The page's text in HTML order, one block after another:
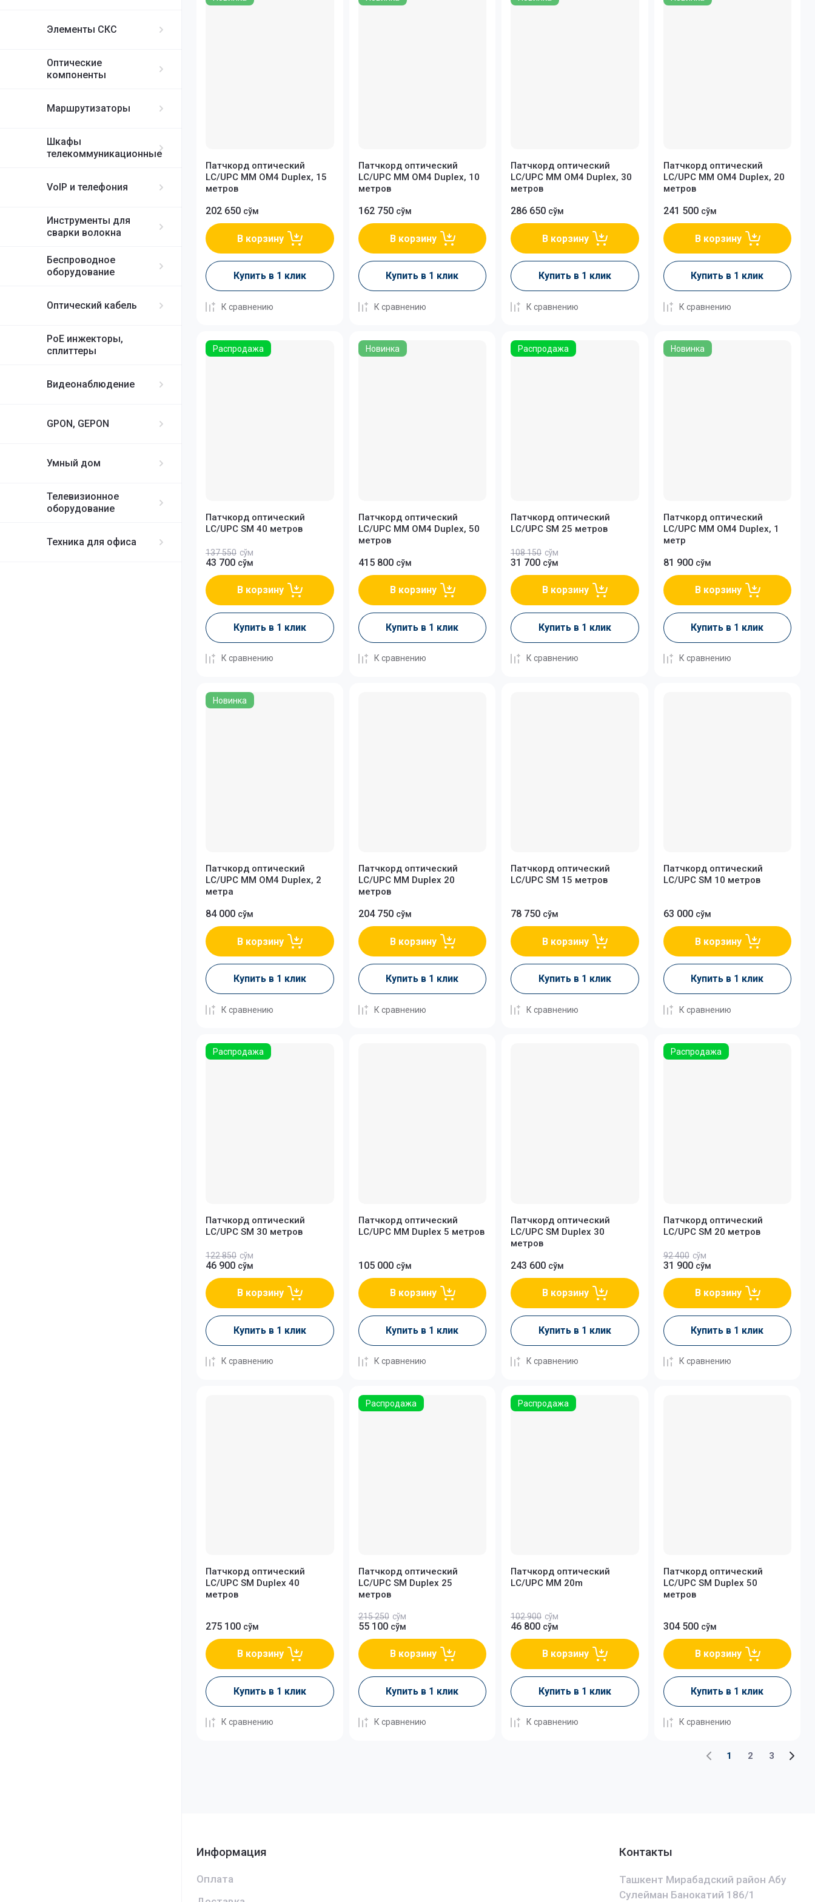
ИБП APC
MikroTik
H3C
SDNET
2E
DCN
Элементы СКС
Оптические
компоненты
FC/UPC-SC/UPC SM
Крепление кабеля
Маршрутизаторы
FortiGate
Шкафы
телекоммуникационные
VoIP и телефония
IP-телефоны SNR
Инструменты для
сварки волокна
Беспроводное
оборудование
Оптический кабель
PoE инжекторы,
сплиттеры
Видеонаблюдение
GPON, GEPON
Умный дом
Телевизионное
оборудование
Техника для офиса
Патчкорд оптический
LC/UPC MM OM4 Duplex, 15
метров
202 650 сўм
В корзину
Купить в 1 клик
К сравнению
Патчкорд оптический
LC/UPC MM OM4 Duplex, 10
метров
162 750 сўм
В корзину
Купить в 1 клик
К сравнению
Патчкорд оптический
LC/UPC MM OM4 Duplex, 30
метров
286 650 сўм
В корзину
Купить в 1 клик
К сравнению
Патчкорд оптический
LC/UPC MM OM4 Duplex, 20
метров
241 500 сўм
В корзину
Купить в 1 клик
К сравнению
Распродажа
Патчкорд оптический
LC/UPC SM 40 метров
137 550 сўм
43 700 сўм
В корзину
Купить в 1 клик
К сравнению
Новинка
Патчкорд оптический
LC/UPC MM OM4 Duplex, 50
метров
415 800 сўм
В корзину
Купить в 1 клик
К сравнению
Распродажа
Патчкорд оптический
LC/UPC SM 25 метров
108 150 сўм
31 700 сўм
В корзину
Купить в 1 клик
К сравнению
Новинка
Патчкорд оптический
LC/UPC MM OM4 Duplex, 1
метр
81 900 сўм
В корзину
Купить в 1 клик
К сравнению
Новинка
Патчкорд оптический
LC/UPC MM OM4 Duplex, 2
метра
84 000 сўм
В корзину
Купить в 1 клик
К сравнению
Патчкорд оптический
LC/UPC MM Duplex 20
метров
204 750 сўм
В корзину
Купить в 1 клик
К сравнению
Патчкорд оптический
LC/UPC SM 15 метров
78 750 сўм
В корзину
Купить в 1 клик
К сравнению
Патчкорд оптический
LC/UPC SM 10 метров
63 000 сўм
В корзину
Купить в 1 клик
К сравнению
Распродажа
Патчкорд оптический
LC/UPC SM 30 метров
122 850 сўм
46 900 сўм
В корзину
Купить в 1 клик
К сравнению
Патчкорд оптический
LC/UPC MM Duplex 5 метров
105 000 сўм
В корзину
Купить в 1 клик
К сравнению
Патчкорд оптический
LC/UPC SM Duplex 30
метров
243 600 сўм
В корзину
Купить в 1 клик
К сравнению
Распродажа
Патчкорд оптический
LC/UPC SM 20 метров
92 400 сўм
31 900 сўм
В корзину
Купить в 1 клик
К сравнению
Патчкорд оптический
LC/UPC SM Duplex 40
метров
275 100 сўм
В корзину
Купить в 1 клик
К сравнению
Распродажа
Патчкорд оптический
LC/UPC SM Duplex 25
метров
215 250 сўм
55 100 сўм
В корзину
Купить в 1 клик
К сравнению
Распродажа
Патчкорд оптический
LC/UPC MM 20m
102 900 сўм
46 800 сўм
В корзину
Купить в 1 клик
К сравнению
Патчкорд оптический
LC/UPC SM Duplex 50
метров
304 500 сўм
В корзину
Купить в 1 клик
К сравнению
1 2 3
Информация
Оплата
Контакты
Ташкент Мирабадский район Абу
Сулейман Банокатий 186/1